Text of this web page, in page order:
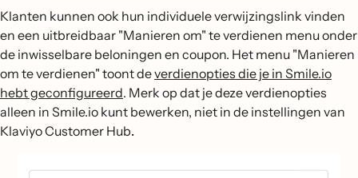
Klanten kunnen ook hun individuele verwijzingslink vinden
en een uitbreidbaar "Manieren om" te verdienen menu onder
de inwisselbare beloningen en coupon. Het menu "Manieren
om te verdienen" toont deverdienopties die je in Smile.io
hebt geconfigureerd. Merk op dat je deze verdienopties
alleen in Smile.io kunt bewerken, niet in de instellingen van
Klaviyo Customer Hub.